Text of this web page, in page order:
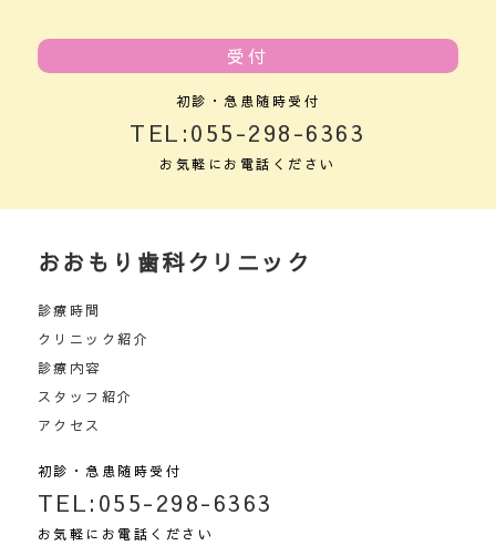
受付
初診・急患随時受付
TEL:055-298-6363
お気軽にお電話ください
おおもり 歯科クリニック
診療時間
クリニック紹介
診療内容
スタッフ紹介
アクセス
初診・急患随時受付
TEL:055-298-6363
お気軽にお電話ください